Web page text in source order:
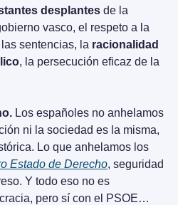
desplantes de la
vasco, el respeto a la
sentencias, la racionalidad
, la persecución eficaz de la
Los españoles no anhelamos
ni la sociedad es la misma,
Lo que anhelamos los
Estado de Derecho, seguridad
Y todo eso no es
pero sí con el PSOE…